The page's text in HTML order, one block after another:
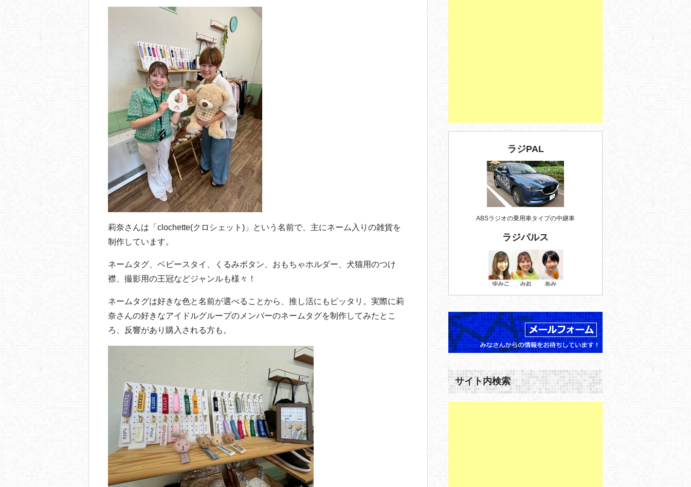
o
k
莉奈さんは「clochette(クロシェット)」という名前で、主にネーム入りの雑貨を
制作しています。
ネームタグ、ベビースタイ、くるみボタン、おもちゃホルダー、犬猫用のつけ
襟、撮影用の王冠などジャンルも様々！
ネームタグは好きな色と名前が選べることから、推し活にもピッタリ。実際に莉
奈さんの好きなアイドルグループのメンバーのネームタグを制作してみたとこ
ろ、反響があり購入される方も。
ラジPAL
ABSラジオの乗用車タイプの中継車
ラジパルス
サイト内検索